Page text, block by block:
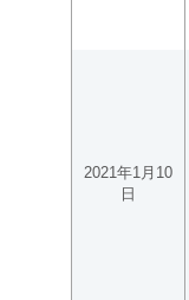
2021年1月10
日